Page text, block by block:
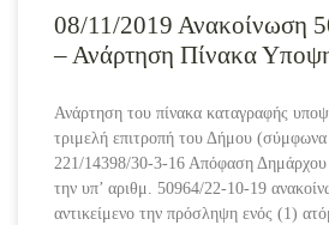
08/11/2019 Ανακοίνωση
– Ανάρτηση Πίνακα
Ανάρτηση του πίνακα καταγραφής
τριμελή επιτροπή του Δήμου (σύμφωνα
221/14398/30-3-16 Απόφαση Δημάρχου
την υπ’ αριθμ. 50964/22-10-19
αντικείμενο την πρόσληψη ενός (1)